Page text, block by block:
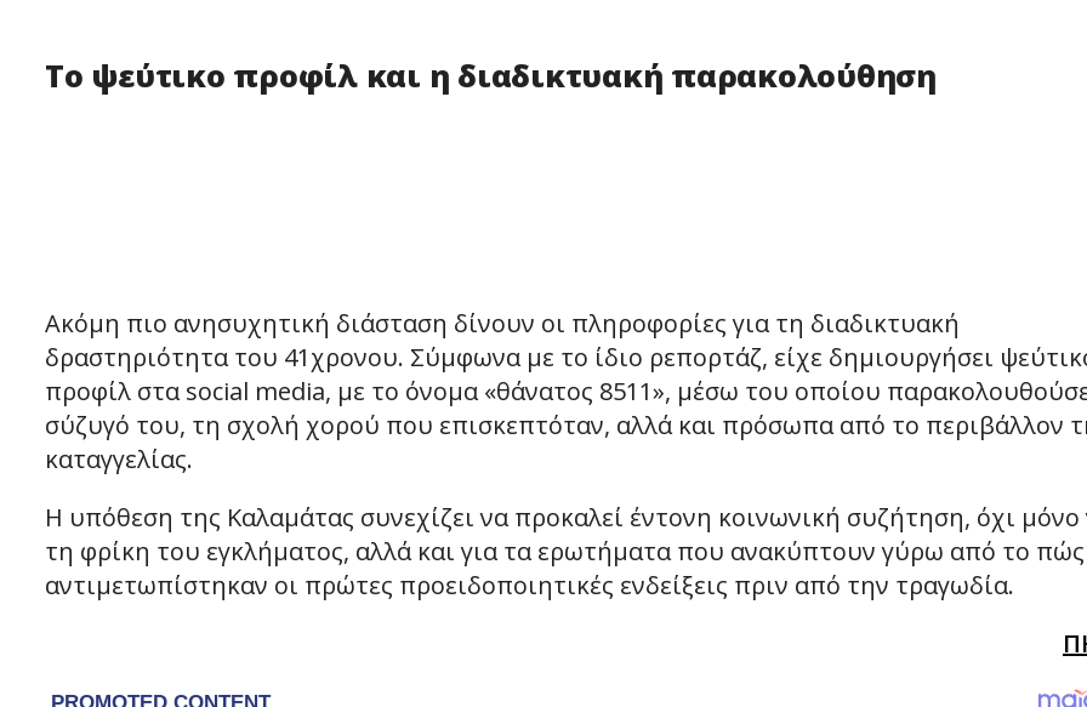
Το ψεύτικο προφίλ και η διαδικτυακή παρακολούθηση
Ακόμη πιο ανησυχητική διάσταση δίνουν οι πληροφορίες για τη διαδικτυακή
δραστηριότητα του 41χρονου. Σύμφωνα με το ίδιο ρεπορτάζ, είχε δημιουργήσει
προφίλ στα social media, με το όνομα «θάνατος 8511», μέσω του οποίου
σύζυγό του, τη σχολή χορού που επισκεπτόταν, αλλά και πρόσωπα από το περιβάλλον
καταγγελίας.
Η υπόθεση της Καλαμάτας συνεχίζει να προκαλεί έντονη κοινωνική συζήτηση, όχι μόνο
τη φρίκη του εγκλήματος, αλλά και για τα ερωτήματα που ανακύπτουν γύρω από το πώς
αντιμετωπίστηκαν οι πρώτες προειδοποιητικές ενδείξεις πριν από την τραγωδία.